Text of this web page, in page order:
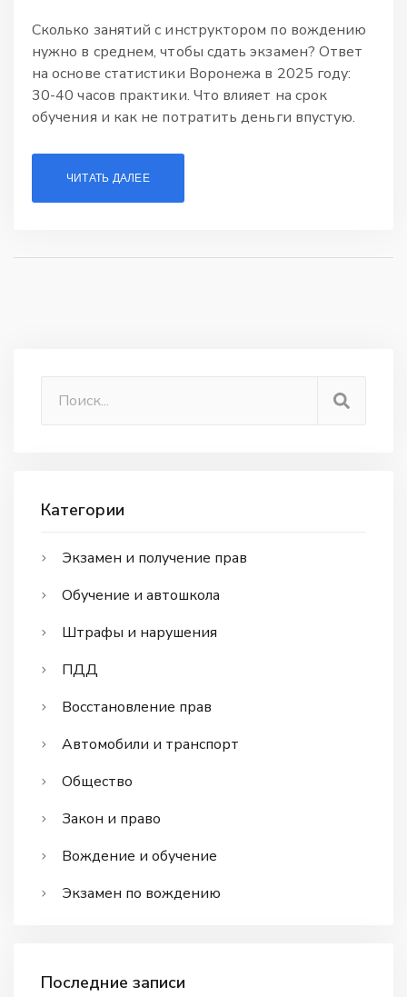
Сколько занятий с инструктором по вождению
нужно в среднем, чтобы сдать экзамен? Ответ
на основе статистики Воронежа в 2025 году:
30-40 часов практики. Что влияет на срок
обучения и как не потратить деньги впустую.
ЧИТАТЬ ДАЛЕЕ
Категории
Экзамен и получение прав
Обучение и автошкола
Штрафы и нарушения
ПДД
Восстановление прав
Автомобили и транспорт
Общество
Закон и право
Вождение и обучение
Экзамен по вождению
Последние записи